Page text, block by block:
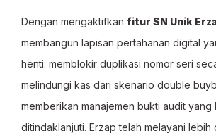
Dengan mengaktifkan fitur SN Unik
membangun lapisan pertahanan digital
henti: memblokir duplikasi nomor seri
melindungi kas dari skenario double
memberikan manajemen bukti audit yang
ditindaklanjuti. Erzap telah melayani lebih